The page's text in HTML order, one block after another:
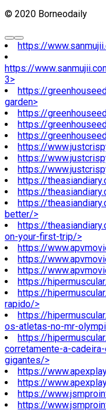
© 2020 Borneodaily
https://
https://
3>
https://
garden>
https://
https://
https://
https://
https://
https://
https://
https://
https://
better/>
https://
on-your-first-trip/>
https://
https://
https://
https://
https://
rapido/>
https://
os-atletas-no-mr-
https://
corretamente-a-
gigantes/>
https://
https://
https://
https://